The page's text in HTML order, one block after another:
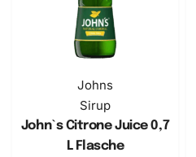
Johns
Sirup
John`s Citrone Juice 0,7
L Flasche